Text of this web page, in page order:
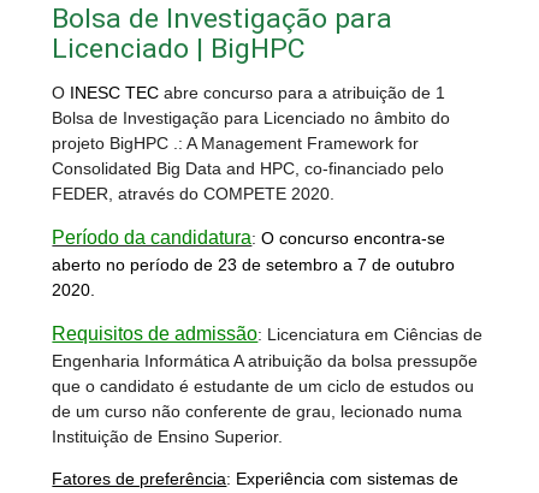
Bolsa de Investigação para
Licenciado | BigHPC
O INESC TECabre concurso para a atribuição de 1
Bolsa de Investigação para Licenciado no âmbito do
projeto BigHPC .: A Management Framework for
Consolidated Big Data and HPC, co-financiado pelo
FEDER, através do COMPETE 2020.
Período da candidatura:O concurso encontra-se
aberto no período de 23 de setembro a 7 de outubro
2020.
Requisitos de admissão: Licenciatura em Ciências de
Engenharia Informática A atribuição da bolsa pressupõe
que o candidato é estudante de um ciclo de estudos ou
de um curso não conferente de grau, lecionado numa
Instituição de Ensino Superior.
Fatores de preferência: Experiência com sistemas de